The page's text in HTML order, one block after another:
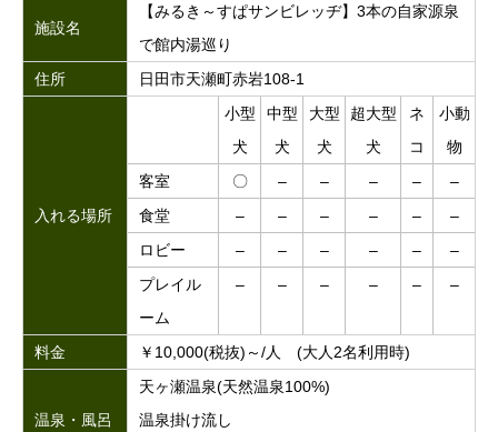
施設名
【みるき～すぱサンビレッヂ】3本の自家源泉
で館内湯巡り
住所
日田市天瀬町赤岩108-1
入れる場所
小型
犬
中型
犬
大型
犬
超大型
犬
ネ
コ
小動
物
客室
〇 – – – –
–
食堂
– – – – –
–
ロビー
– – – – –
–
プレイル
ーム
– – – – – –
料金 ￥10,000(税抜)～/人 (大人2名利用時)
温泉・風呂
天ヶ瀬温泉(天然温泉100%)
温泉掛け流し